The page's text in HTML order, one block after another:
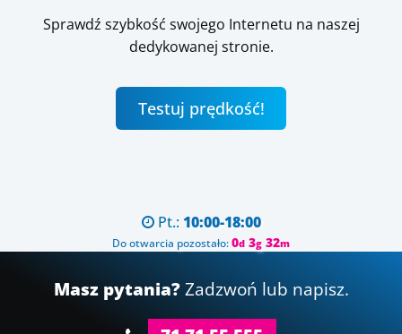
Sprawdź szybkość swojego Internetu na naszej
dedykowanej stronie.
Testuj prędkość!
Pt.: 10:00-18:00
Do otwarcia pozostało:0d 3g 32m
Masz pytania?Zadzwoń lub napisz.